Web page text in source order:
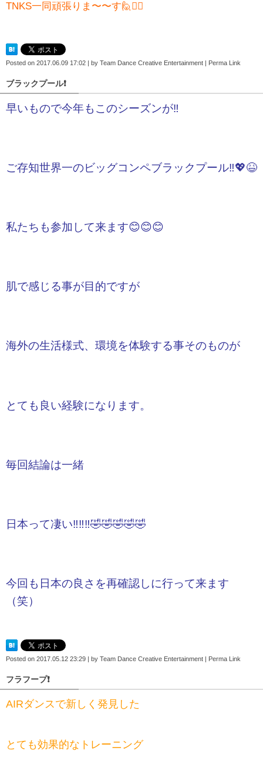
TNKS一同頑張りま〜〜す🙋🙋‍♂️
Posted on 2017.06.09 17:02 | by Team Dance Creative Entertainment | Perma Link
ブラックプール❗️
早いもので今年もこのシーズンが‼️
ご存知世界一のビッグコンペブラックプール‼️💖😆
私たちも参加して来ます😊😊😊
肌で感じる事が目的ですが
海外の生活様式、環境を体験する事そのものが
とても良い経験になります。
毎回結論は一緒
日本って凄い‼️‼️‼️🤣🤣🤣🤣🤣
今回も日本の良さを再確認しに行って来ます
（笑）
Posted on 2017.05.12 23:29 | by Team Dance Creative Entertainment | Perma Link
フラフープ❗️
AIRダンスで新しく発見した
とても効果的なトレーニング